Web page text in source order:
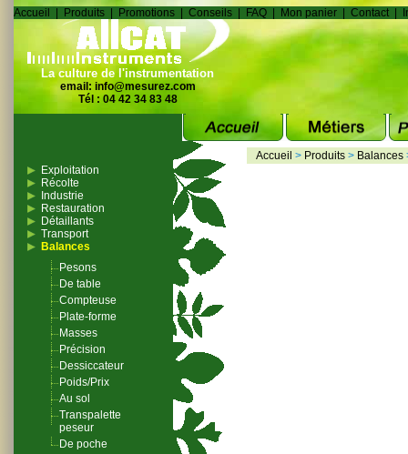
La culture de l'instrumentation
email: info@mesurez.com
Tél : 04 42 34 83 48
Accueil Produits Promotions Conseils FAQ Mon panier Contact
Exploitation
Récolte
Industrie
Restauration
Détaillants
Transport
Balances
Pesons
De table
Compteuse
Plate-forme
Masses
Précision
Dessiccateur
Poids/Prix
Au sol
Transpalette
peseur
De poche
Accueil > Produits > Balances